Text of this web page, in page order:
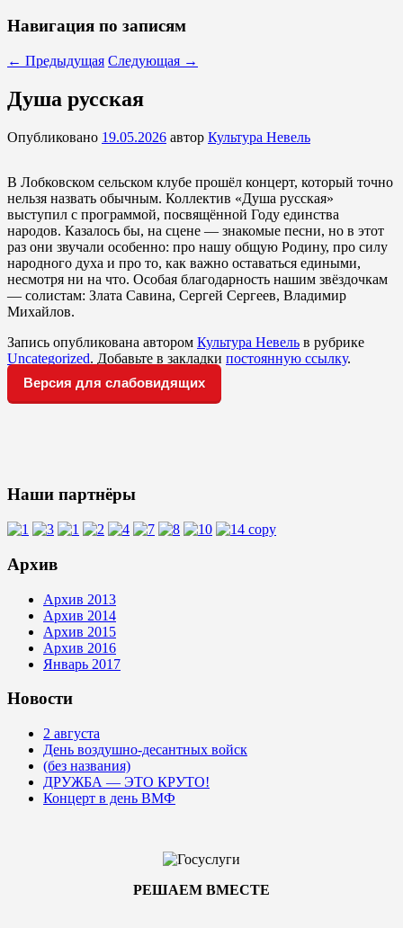
Навигация по записям
← Предыдущая Следующая →
Душа русская
Опубликовано 19.05.2026 автор Культура Невель
В Лобковском сельском клубе прошёл концерт, который точно
нельзя назвать обычным. Коллектив «Душа русская»
выступил с программой, посвящённой Году единства
народов. Казалось бы, на сцене — знакомые песни, но в этот
раз они звучали особенно: про нашу общую Родину, про силу
народного духа и про то, как важно оставаться едиными,
несмотря ни на что. Особая благодарность нашим звёздочкам
— солистам: Злата Савина, Сергей Сергеев, Владимир
Михайлов.
Запись опубликована автором Культура Невель в рубрике
Uncategorized. Добавьте в закладки постоянную ссылку.
Версия для слабовидящих
Наши партнёры
Архив
Архив 2013
Архив 2014
Архив 2015
Архив 2016
Январь 2017
Новости
2 августа
День воздушно-десантных войск
(без названия)
ДРУЖБА — ЭТО КРУТО!
Концерт в день ВМФ
РЕШАЕМ ВМЕСТЕ